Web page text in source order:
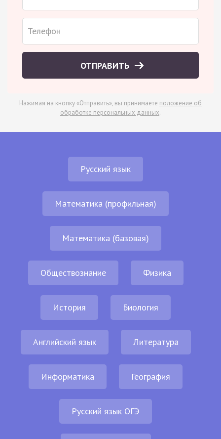
ОТПРАВИТЬ
Нажимая на кнопку «Отправить», вы принимаете положение об
обработке персональных данных.
Русский язык
Математика (профильная)
Математика (базовая)
Обществознание Физика
История Биология
Английский язык Литература
Информатика География
Русский язык ОГЭ